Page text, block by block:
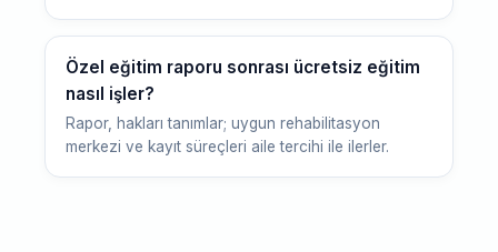
Özel eğitim raporu sonrası ücretsiz eğitim
nasıl işler?
Rapor, hakları tanımlar; uygun rehabilitasyon
merkezi ve kayıt süreçleri aile tercihi ile ilerler.